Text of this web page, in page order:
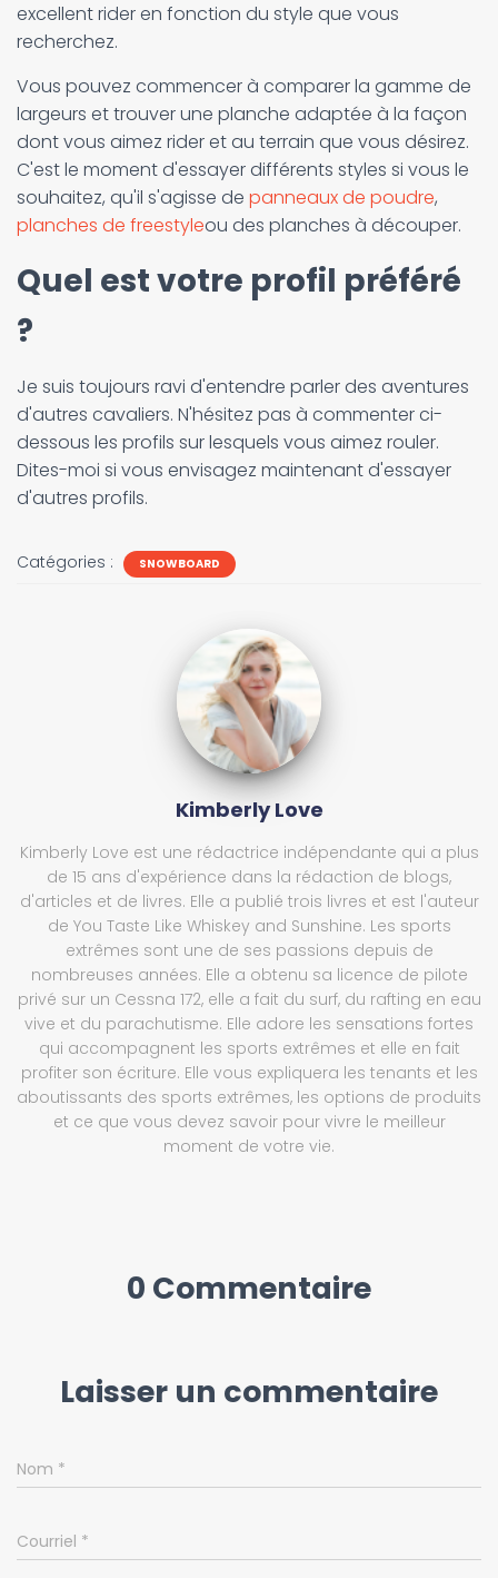
excellent rider en fonction du style que vous
recherchez.
Vous pouvez commencer à comparer la gamme de
largeurs et trouver une planche adaptée à la façon
dont vous aimez rider et au terrain que vous désirez.
C'est le moment d'essayer différents styles si vous le
souhaitez, qu'il s'agisse de panneaux de poudre,
planches de freestyleou des planches à découper.
Quel est votre profil préféré
?
Je suis toujours ravi d'entendre parler des aventures
d'autres cavaliers. N'hésitez pas à commenter ci-
dessous les profils sur lesquels vous aimez rouler.
Dites-moi si vous envisagez maintenant d'essayer
d'autres profils.
Catégories : SNOWBOARD
Kimberly Love
Kimberly Love est une rédactrice indépendante qui a plus
de 15 ans d'expérience dans la rédaction de blogs,
d'articles et de livres. Elle a publié trois livres et est l'auteur
de You Taste Like Whiskey and Sunshine. Les sports
extrêmes sont une de ses passions depuis de
nombreuses années. Elle a obtenu sa licence de pilote
privé sur un Cessna 172, elle a fait du surf, du rafting en eau
vive et du parachutisme. Elle adore les sensations fortes
qui accompagnent les sports extrêmes et elle en fait
profiter son écriture. Elle vous expliquera les tenants et les
aboutissants des sports extrêmes, les options de produits
et ce que vous devez savoir pour vivre le meilleur
moment de votre vie.
0 Commentaire
Laisser un commentaire
Nom *
Courriel *